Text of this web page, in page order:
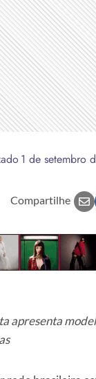
1 de setembro
Compartilhe
apresenta